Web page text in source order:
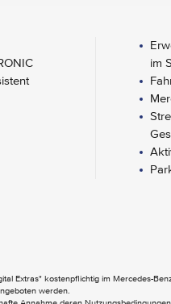
im
Extras" kostenpflichtig im Mercedes-
werden.